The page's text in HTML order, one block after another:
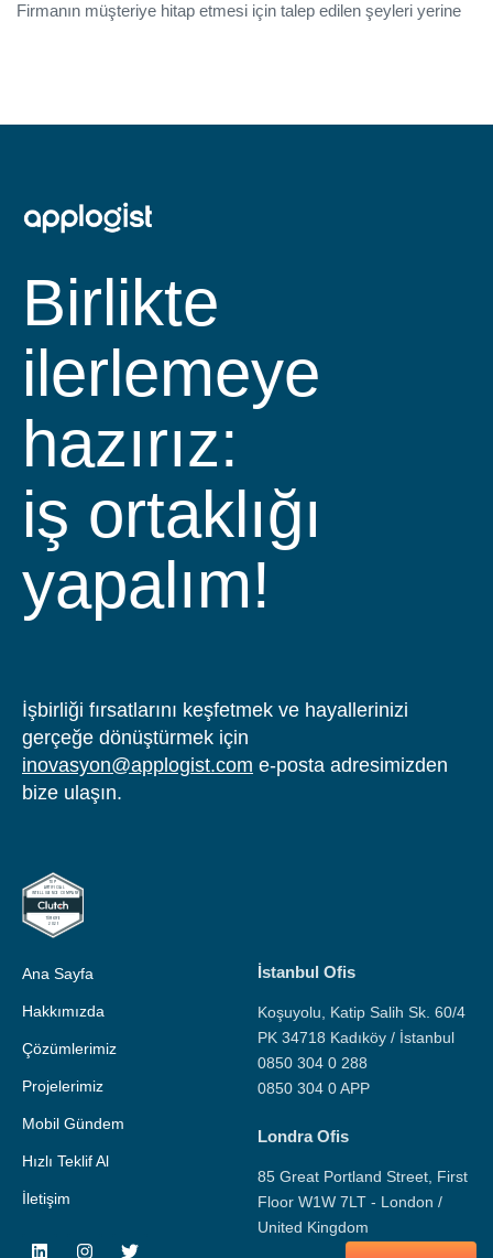
Firmanın müşteriye hitap etmesi için talep edilen şeyleri yerine
Birlikte
ilerlemeye
hazırız:
iş ortaklığı
yapalım!
İşbirliği fırsatlarını keşfetmek ve hayallerinizi
gerçeğe dönüştürmek için
inovasyon@applogist.com e-posta adresimizden
bize ulaşın.
Ana Sayfa
Hakkımızda
Çözümlerimiz
Projelerimiz
Mobil Gündem
Hızlı Teklif Al
İletişim
İstanbul Ofis
Koşuyolu, Katip Salih Sk. 60/4
PK 34718 Kadıköy / İstanbul
0850 304 0 288
0850 304 0 APP
Londra Ofis
85 Great Portland Street, First
Floor W1W 7LT - London /
United Kingdom